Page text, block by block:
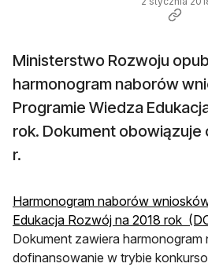
Ministerstwo Rozwoju
harmonogram naborów
Programie Wiedza
rok. Dokument obowiązuje
r.
Harmonogram naborów
Edukacja Rozwój na 2018 rok
Dokument zawiera
dofinansowanie w trybie